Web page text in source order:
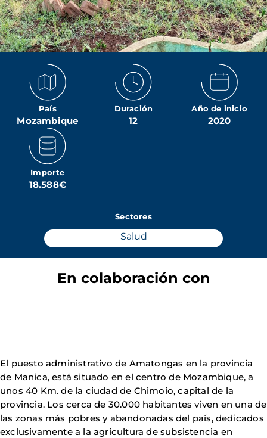
País
Mozambique
Duración
12
Año de inicio
2020
Importe
18.588€
Sectores
Salud
En colaboración con
El puesto administrativo de Amatongas en la provincia
de Manica, está situado en el centro de Mozambique, a
unos 40 Km. de la ciudad de Chimoio, capital de la
provincia. Los cerca de 30.000 habitantes viven en una de
las zonas más pobres y abandonadas del país, dedicados
exclusivamente a la agricultura de subsistencia en